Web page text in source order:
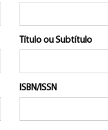
Título ou Subtítulo
ISBN/ISSN